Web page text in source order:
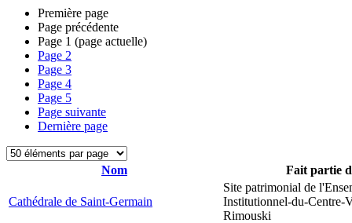
Première page
Page précédente
Page 1 (page actuelle)
Page 2
Page 3
Page 4
Page 5
Page suivante
Dernière page
Nom Fait partie
Cathédrale de Saint-Germain
Site patrimonial de
Institutionnel-du-Centre-
Rimouski